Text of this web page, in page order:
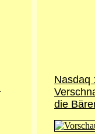
Nasdaq
die